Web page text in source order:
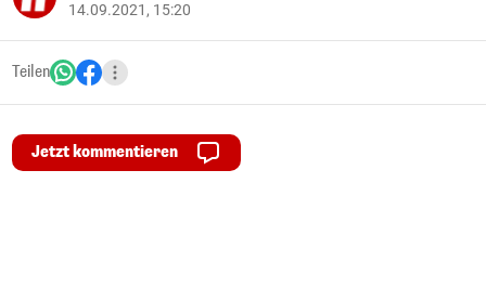
14.09.2021, 15:20
Teilen
Jetzt kommentieren